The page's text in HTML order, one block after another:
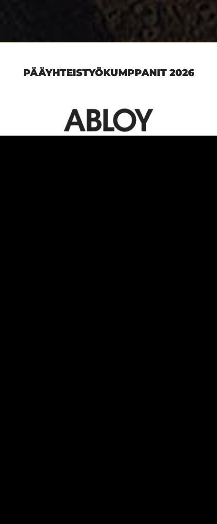
PÄÄYHTEISTYÖKUMPPANIT 2026